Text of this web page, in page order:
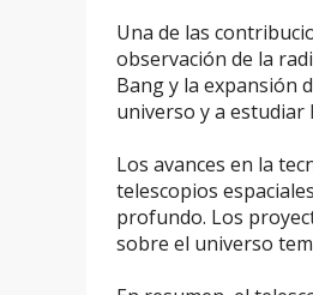
Una de las
observación de la
Bang y la expansión
universo y a estudiar
Los avances en la
telescopios
profundo. Los
sobre el universo